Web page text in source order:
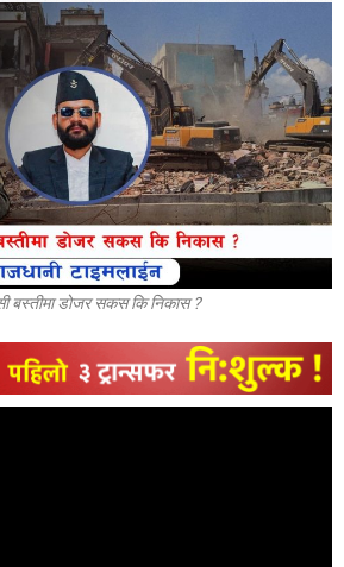
बस्तीमा डोजर सकस कि निकास ?